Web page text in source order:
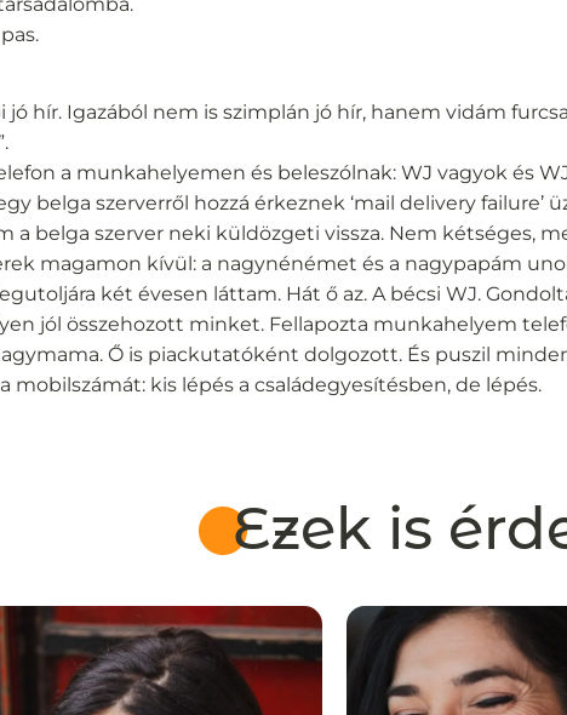
jó hír. Igazából nem is szimplán jó hír, hanem vidám
a munkahelyemen és beleszólnak: WJ vagyok és
belga szerverről hozzá érkeznek ‘mail delivery failure’
a belga szerver neki küldözgeti vissza. Nem kétséges,
magamon kívül: a nagynénémet és a nagypapám
két évesen láttam. Hát ő az. A bécsi WJ.
jól összehozott minket. Fellapozta munkahelyem
Ő is piackutatóként dolgozott. És puszil
mobilszámát: kis lépés a családegyesítésben, de lépés.
Ezek is